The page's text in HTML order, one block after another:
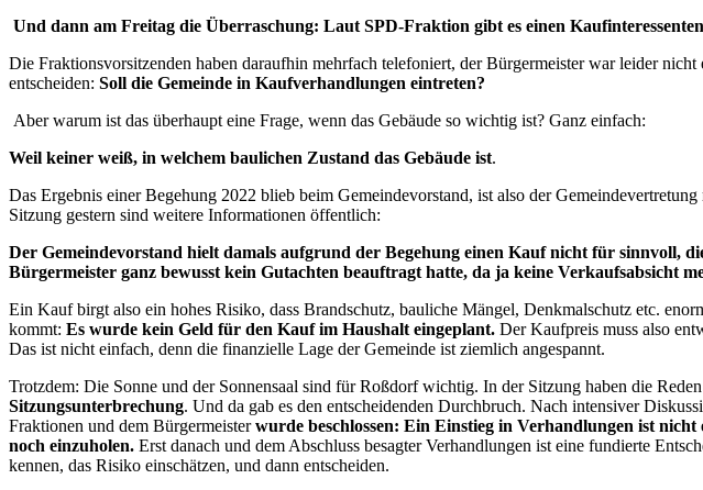
Und dann am Freitag die Überraschung: Laut SPD-Fraktion gibt es einen
Die Fraktionsvorsitzenden haben daraufhin mehrfach telefoniert, der Bürgermeister war leider
entscheiden: Soll die Gemeinde in Kaufverhandlungen eintreten?
Aber warum ist das überhaupt eine Frage, wenn das Gebäude so wichtig ist? Ganz einfach:
Weil keiner weiß, in welchem baulichen Zustand das Gebäude ist.
Das Ergebnis einer Begehung 2022 blieb beim Gemeindevorstand, ist also der
Sitzung gestern sind weitere Informationen öffentlich:
Der Gemeindevorstand hielt damals aufgrund der Begehung einen Kauf nicht für sinnvoll,
Bürgermeister ganz bewusst kein Gutachten beauftragt hatte, da ja keine Verkaufsabsicht
Ein Kauf birgt also ein hohes Risiko, dass Brandschutz, bauliche Mängel, Denkmalschutz etc.
kommt: Es wurde kein Geld für den Kauf im Haushalt eingeplant. Der Kaufpreis muss also
Das ist nicht einfach, denn die finanzielle Lage der Gemeinde ist ziemlich angespannt.
Trotzdem: Die Sonne und der Sonnensaal sind für Roßdorf wichtig. In der Sitzung haben die
Sitzungsunterbrechung. Und da gab es den entscheidenden Durchbruch. Nach intensiver
Fraktionen und dem Bürgermeisterwurde beschlossen: Ein Einstieg in Verhandlungen ist
noch einzuholen. Erst danach und dem Abschluss besagter Verhandlungen ist eine fundierte
kennen, das Risiko einschätzen, und dann entscheiden.